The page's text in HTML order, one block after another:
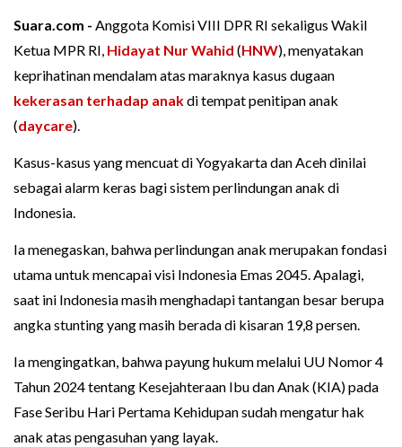
Suara.com - Anggota Komisi VIII DPR RI sekaligus Wakil
Ketua MPR RI, Hidayat Nur Wahid (HNW), menyatakan
keprihatinan mendalam atas maraknya kasus dugaan
kekerasan terhadap anakdi tempat penitipan anak
(daycare).
Kasus-kasus yang mencuat di Yogyakarta dan Aceh dinilai
sebagai alarm keras bagi sistem perlindungan anak di
Indonesia.
Ia menegaskan, bahwa perlindungan anak merupakan fondasi
utama untuk mencapai visi Indonesia Emas 2045. Apalagi,
saat ini Indonesia masih menghadapi tantangan besar berupa
angka stunting yang masih berada di kisaran 19,8 persen.
Ia mengingatkan, bahwa payung hukum melalui UU Nomor 4
Tahun 2024 tentang Kesejahteraan Ibu dan Anak (KIA) pada
Fase Seribu Hari Pertama Kehidupan sudah mengatur hak
anak atas pengasuhan yang layak.